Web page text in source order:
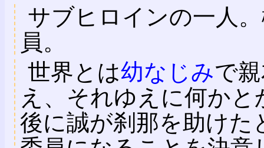
サブヒロインの一人
員。
世界とは幼なじみで
え、それゆえに何か
後に誠が刹那を助け